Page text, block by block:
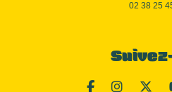
02 38 25